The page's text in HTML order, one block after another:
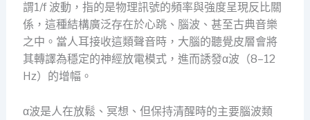
謂1/f 波動，指的是物理訊號的頻率與強度呈現反比關
係，這種結構廣泛存在於心跳、腦波、甚至古典音樂
之中。當人耳接收這類聲音時，大腦的聽覺皮層會將
其轉譯為穩定的神經放電模式，進而誘發α波（8–12
Hz）的增幅。
α波是人在放鬆、冥想、但保持清醒時的主要腦波類